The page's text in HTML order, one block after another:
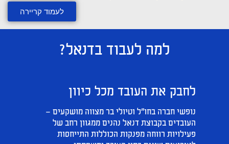
לעמוד קריירה
למה לעבוד בדנאל?
לחבק את העובד מכל כיוון
נופשי חברה בחו"ל וטיולי בר מצווה מושקעים –
העובדים בקבוצת דנאל נהנים ממגוון רחב של
פעילויות רווחה מפנקות הכוללות התייחסות